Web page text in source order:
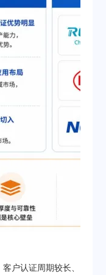
户认证周期较长、